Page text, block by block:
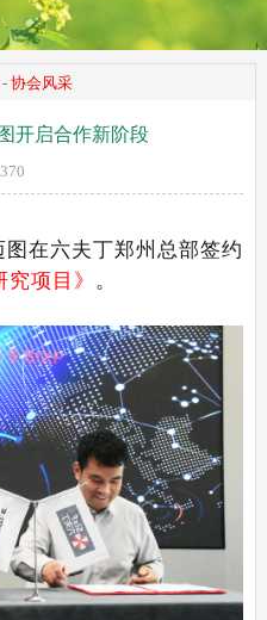
协会风采
开启合作新阶段
370
在六夫丁郑州总部签约
项目》 。